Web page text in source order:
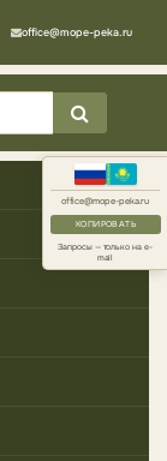
office@mope-peka.ru
КОПИРОВАТЬ
Запросы — только на e-
mail
office@mope-peka.ru